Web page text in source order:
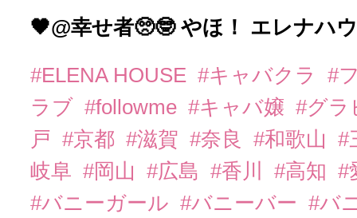
🖤@幸せ者🥺🤓 やほ！ エレナハ
#ELENA HOUSE #キャバクラ
#
ラブ #followme #キャバ嬢 #グ
戸 #京都 #滋賀 #奈良 #和歌山
#
岐阜 #岡山 #広島 #香川 #高知 #
#バニーガール #バニーバー #バ